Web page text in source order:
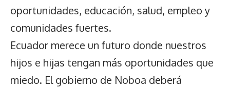
oportunidades, educación, salud, empleo y
comunidades fuertes.
Ecuador merece un futuro donde nuestros
hijos e hijas tengan más oportunidades que
miedo. El gobierno de Noboa deberá